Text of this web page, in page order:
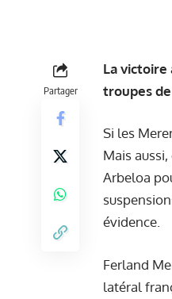
Partager
La victoire
troupes
Si les
Mais
Arbeloa
évidence.
Ferland
latéral